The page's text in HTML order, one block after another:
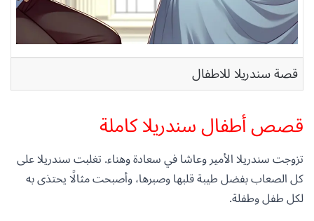
قصة سندريلا للاطفال
قصص أطفال سندريلا كاملة
تزوجت سندريلا الأمير وعاشا في سعادة وهناء. تغلبت سندريلا على
كل الصعاب بفضل طيبة قلبها وصبرها، وأصبحت مثالًا يحتذى به
لكل طفل وطفلة.